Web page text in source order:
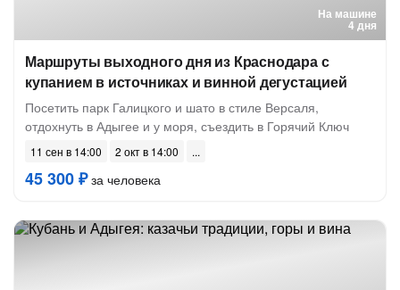
На машине
4 дня
Маршруты выходного дня из Краснодара с
купанием в источниках и винной дегустацией
Посетить парк Галицкого и шато в стиле Версаля,
отдохнуть в Адыгее и у моря, съездить в Горячий Ключ
11 сен в 14:00 2 окт в 14:00
45 300 ₽за человека